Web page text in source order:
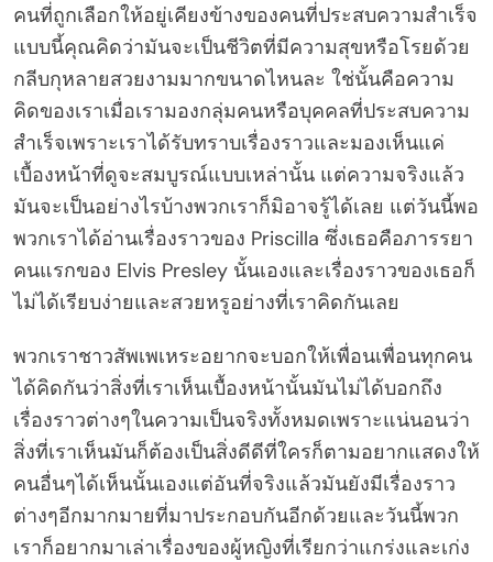
คนที่ถูกเลือกให้อยู่เคียงข้างของคนที่ประสบความสำเร็จ
แบบนี้คุณคิดว่ามันจะเป็นชีวิตที่มีความสุขหรือโรยด้วย
กลีบกุหลายสวยงามมากขนาดไหนละ ใช่นั้นคือความ
คิดของเราเมื่อเรามองกลุ่มคนหรือบุคคลที่ประสบความ
สำเร็จเพราะเราได้รับทราบเรื่องราวและมองเห็นแค่
เบื้องหน้าที่ดูจะสมบูรณ์แบบเหล่านั้น แต่ความจริงแล้ว
มันจะเป็นอย่างไรบ้างพวกเราก็มิอาจรู้ได้เลย แต่วันนี้พอ
พวกเราได้อ่านเรื่องราวของ Priscilla ซึ่งเธอคือภารรยา
คนแรกของ Elvis Presley นั้นเองและเรื่องราวของเธอก็
ไม่ได้เรียบง่ายและสวยหรูอย่างที่เราคิดกันเลย
พวกเราชาวสัพเพเหระอยากจะบอกให้เพื่อนเพื่อนทุกคน
ได้คิดกันว่าสิ่งที่เราเห็นเบื้องหน้านั้นมันไม่ได้บอกถึง
เรื่องราวต่างๆในความเป็นจริงทั้งหมดเพราะแน่นอนว่า
สิ่งที่เราเห็นมันก็ต้องเป็นสิ่งดีดีที่ใครก็ตามอยากแสดงให้
คนอื่นๆได้เห็นนั้นเองแต่อันที่จริงแล้วมันยังมีเรื่องราว
ต่างๆอีกมากมายที่มาประกอบกันอีกด้วยและวันนี้พวก
เราก็อยากมาเล่าเรื่องของผู้หญิงที่เรียกว่าแกร่งและเก่ง